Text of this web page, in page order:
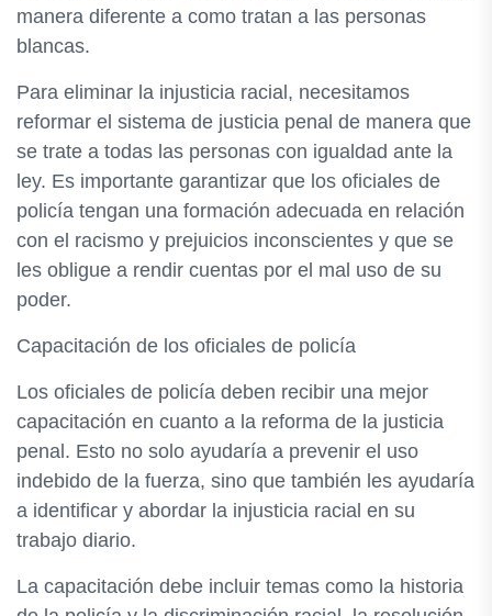
manera diferente a como tratan a las personas
blancas.
Para eliminar la injusticia racial, necesitamos
reformar el sistema de justicia penal de manera que
se trate a todas las personas con igualdad ante la
ley. Es importante garantizar que los oficiales de
policía tengan una formación adecuada en relación
con el racismo y prejuicios inconscientes y que se
les obligue a rendir cuentas por el mal uso de su
poder.
Capacitación de los oficiales de policía
Los oficiales de policía deben recibir una mejor
capacitación en cuanto a la reforma de la justicia
penal. Esto no solo ayudaría a prevenir el uso
indebido de la fuerza, sino que también les ayudaría
a identificar y abordar la injusticia racial en su
trabajo diario.
La capacitación debe incluir temas como la historia